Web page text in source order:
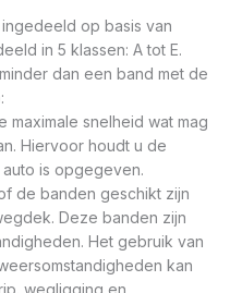
op basis van
in 5 klassen: A tot E.
dan een band met de
maximale snelheid wat mag
Hiervoor houdt u de
auto is opgegeven.
de banden geschikt zijn
Deze banden zijn
Het gebruik van
kan
wegligging en